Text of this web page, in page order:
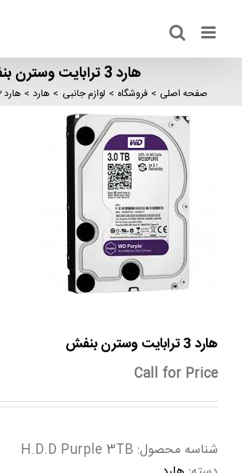
content
هارد 3 ترابایت وسترن بنفش
صفحه اصلی فروشگاه لوازم جانبی هارد هارد 3 ترابایت وسترن بنفش
هارد 3 ترابایت وسترن بنفش
Call for Price
شناسه محصول: H.D.D Purple 3TB